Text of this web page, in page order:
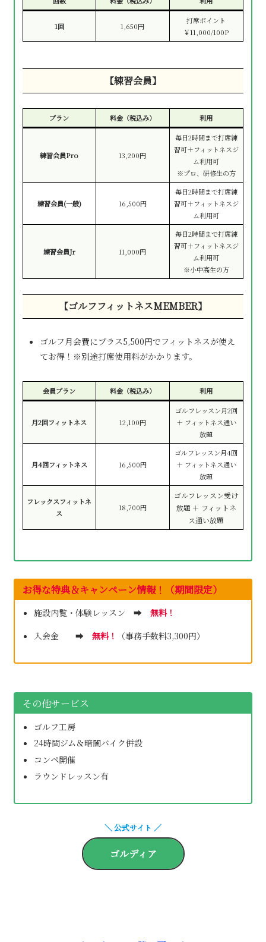
1回 1,650円
打席ポイント
￥11,000/100P
【練習会員】
プラン 料金（税込み） 利用
練習会員Pro 13,200円
毎日2時間まで打席練
習可＋フィットネスジ
ム利用可
※プロ、研修生の方
練習会員(一般) 16,500円
毎日2時間まで打席練
習可＋フィットネスジ
ム利用可
練習会員Jr 11,000円
毎日2時間まで打席練
習可＋フィットネスジ
ム利用可
※小中高生の方
【ゴルフフィットネスMEMBER】
ゴルフ月会費にプラス5,500円でフィットネスが使え
てお得！※別途打席使用料がかかります。
会員プラン 料金（税込み） 利用
月2回フィットネス 12,100円
ゴルフレッスン月2回
＋ フィットネス通い
放題
月4回フィットネス 16,500円
ゴルフレッスン月4回
＋ フィットネス通い
放題
フレックスフィットネ
ス
18,700円
ゴルフレッスン受け
放題 ＋ フィットネ
ス通い放題
お得な特典＆キャンペーン情報！ （期間限定）
施設内覧・体験レッスン ➡ 無料！
入会金 ➡ 無料！ （事務手数料3,300円）
その他サービス
ゴルフ工房
24時間ジム＆暗闇バイク併設
コンペ開催
ラウンドレッスン有
＼ 公式サイト ／
ゴルディア